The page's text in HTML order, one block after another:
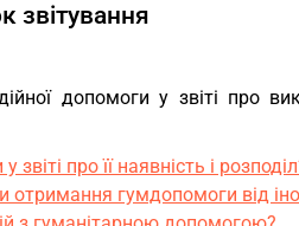
звітування
допомоги у звіті про
про її наявність і
отримання гумдопомоги від